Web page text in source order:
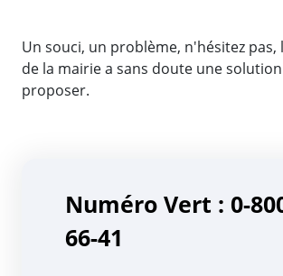
Un souci, un problème, n'hésitez
de la mairie a sans doute une
proposer.
Numéro Vert : 0-
66-41